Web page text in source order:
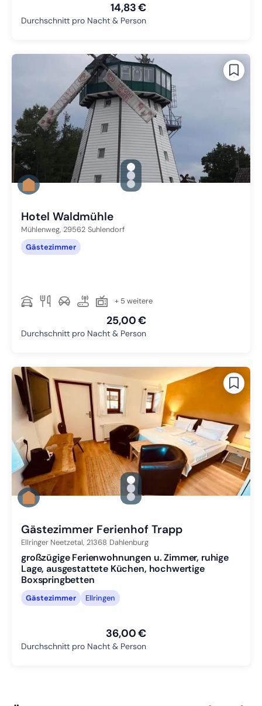
14,83 €
Durchschnitt pro Nacht & Person
gallery.slide_selector
Zu Slide 1 wechseln
Zu Slide 2 wechseln
Zu Slide 3 wechseln
Hotel Waldmühle
Mühlenweg, 29562 Suhlendorf
Gästezimmer
+ 5 weitere
25,00 €
Durchschnitt pro Nacht & Person
gallery.slide_selector
Zu Slide 1 wechseln
Zu Slide 2 wechseln
Zu Slide 3 wechseln
Gästezimmer Ferienhof Trapp
Ellringer Neetzetal, 21368 Dahlenburg
großzügige Ferienwohnungen u. Zimmer, ruhige
Lage, ausgestattete Küchen, hochwertige
Boxspringbetten
Gästezimmer Ellringen
36,00 €
Durchschnitt pro Nacht & Person